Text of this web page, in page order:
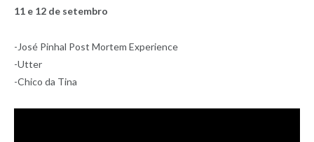
11 e 12 de setembro
-José Pinhal Post Mortem Experience
-Utter
-Chico da Tina